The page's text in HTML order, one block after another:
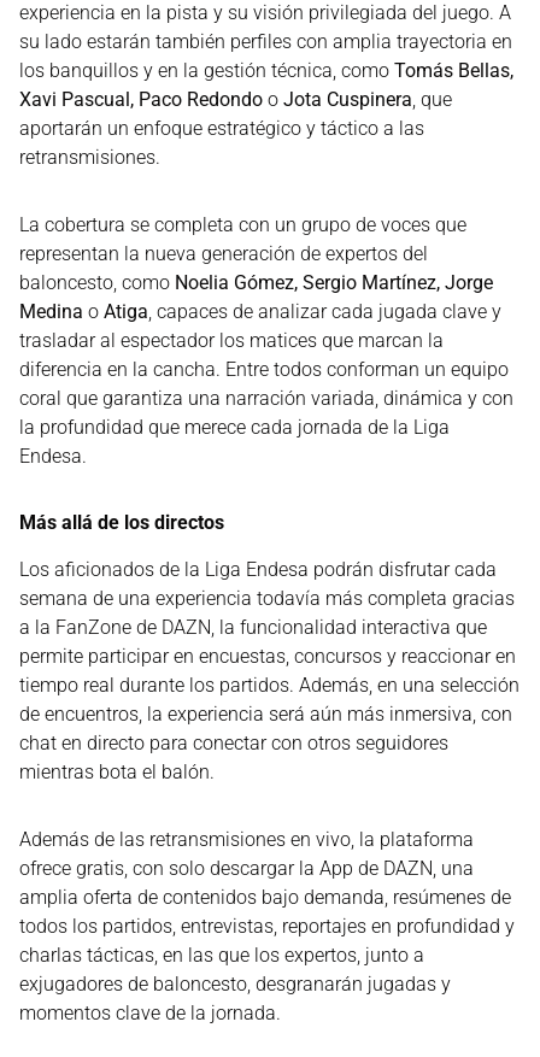
experiencia en la pista y su visión privilegiada del juego. A
su lado estarán también perfiles con amplia trayectoria en
los banquillos y en la gestión técnica, como Tomás Bellas,
Xavi Pascual, Paco Redondo o Jota Cuspinera, que
aportarán un enfoque estratégico y táctico a las
retransmisiones.
La cobertura se completa con un grupo de voces que
representan la nueva generación de expertos del
baloncesto, como Noelia Gómez, Sergio Martínez, Jorge
Medina o Atiga, capaces de analizar cada jugada clave y
trasladar al espectador los matices que marcan la
diferencia en la cancha. Entre todos conforman un equipo
coral que garantiza una narración variada, dinámica y con
la profundidad que merece cada jornada de la Liga
Endesa.
Más allá de los directos
Los aficionados de la Liga Endesa podrán disfrutar cada
semana de una experiencia todavía más completa gracias
a la FanZone de DAZN, la funcionalidad interactiva que
permite participar en encuestas, concursos y reaccionar en
tiempo real durante los partidos. Además, en una selección
de encuentros, la experiencia será aún más inmersiva, con
chat en directo para conectar con otros seguidores
mientras bota el balón.
Además de las retransmisiones en vivo, la plataforma
ofrece gratis, con solo descargar la App de DAZN, una
amplia oferta de contenidos bajo demanda, resúmenes de
todos los partidos, entrevistas, reportajes en profundidad y
charlas tácticas, en las que los expertos, junto a
exjugadores de baloncesto, desgranarán jugadas y
momentos clave de la jornada.